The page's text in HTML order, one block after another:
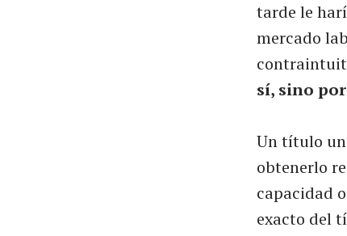
tarde le
mercado
sí, sino
Un título
obtenerlo
capacidad
exacto del